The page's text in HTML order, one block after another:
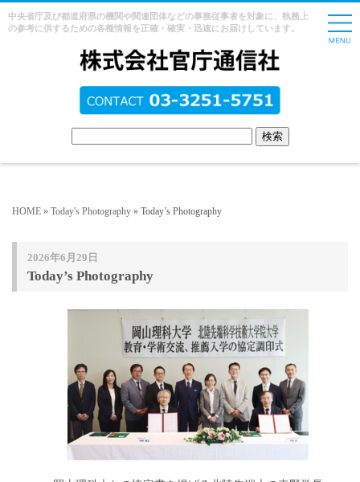
中央省庁及び都道府県の機関や関連団体などの事務従事者を対象に、執務上
の参考に供するための各種情報を正確・確実・迅速にお届けしています。
HOME » Today's Photography » Today’s Photography
2026年6月29日
Today’s Photography